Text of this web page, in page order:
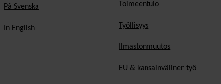
På Svenska
In English
Toimeentulo
Työllisyys
Ilmastonmuutos
EU & kansainvälinen työ